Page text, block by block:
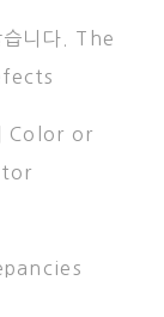
습니다. The
Color or